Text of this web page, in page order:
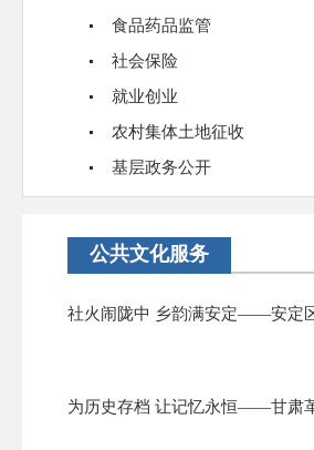
食品药品监管
社会保险
就业创业
农村集体土地征收
基层政务公开
公共文化服务